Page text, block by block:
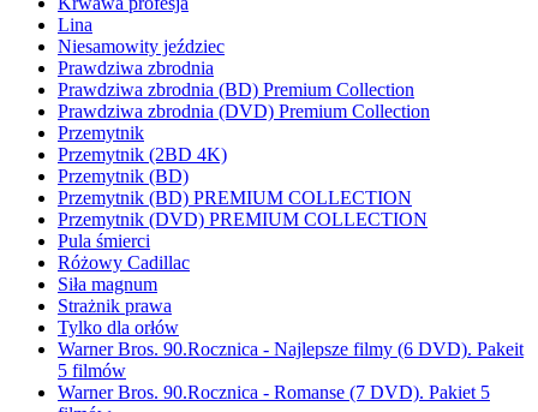
Lina
Niesamowity jeździec
Prawdziwa zbrodnia
Prawdziwa zbrodnia (BD) Premium Collection
Prawdziwa zbrodnia (DVD) Premium Collection
Przemytnik
Przemytnik (2BD 4K)
Przemytnik (BD)
Przemytnik (BD) PREMIUM COLLECTION
Przemytnik (DVD) PREMIUM COLLECTION
Pula śmierci
Różowy Cadillac
Siła magnum
Strażnik prawa
Tylko dla orłów
Warner Bros. 90.Rocznica - Najlepsze filmy (6 DVD). Pakeit
5 filmów
Warner Bros. 90.Rocznica - Romanse (7 DVD). Pakiet 5